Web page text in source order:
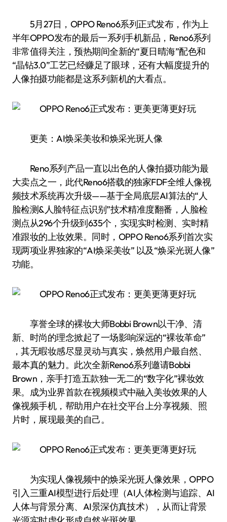
5月27日，OPPO Reno6系列正式发布，作为上
半年OPPO发布的最后一系列手机新品，Reno6系列
非常值得关注，预热期间全新的“夏日晴海”配色和
“晶钻3.0”工艺已经赚足了眼球，还有大幅度提升的
人像拍摄功能都是这系列新机的大看点。
更美：AI焕采美妆和焕采光斑人像
Reno系列产品一直以出色的人像拍摄功能为最
大卖点之一，此代Reno6搭载的独家FDF全维人像视
频技术系统再次升级——基于全局底层AI算法的“人
脸检测&人脸特征点识别”技术精准度翻番，人脸检
测点从296个升级到635个，实现实时检测、实时精
准跟妆的上妆效果。同时，OPPO Reno6系列首次实
现两项业界独家的“AI焕采美妆” 以及“焕采光斑人像”
功能。
享誉全球的裸妆大师Bobbi Brown以干净、清
新、时尚的理念掀起了一场影响深远的“裸妆革命”
，其无暇妆感尽显灵动与真实，焕然用户最自然、
最本真的魅力。此次全新Reno6系列邀请Bobbi
Brown，亲手打造五款独一无二的“数字化”裸妆效
果。成为业界首款在视频模式中融入美妆效果的人
像视频手机，帮助用户在社交平台上分享视频、照
片时，展现最美的自己。
为实现人像视频中的焕采光斑人像效果，OPPO
引入三重AI模型进行后处理（AI人体检测与追踪、AI
人体与背景分离、AI景深仿真技术），从而让背景